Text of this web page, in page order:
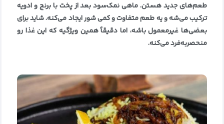
طعم‌های جدید هستن. ماهی نمک‌سود بعد از پخت با برنج و ادویه
ترکیب می‌شه و یه طعم متفاوت و کمی شور ایجاد می‌کنه. شاید برای
بعضی‌ها غیرمعمول باشه، اما دقیقاً همین ویژگیه که این غذا رو
منحصربه‌فرد می‌کنه.